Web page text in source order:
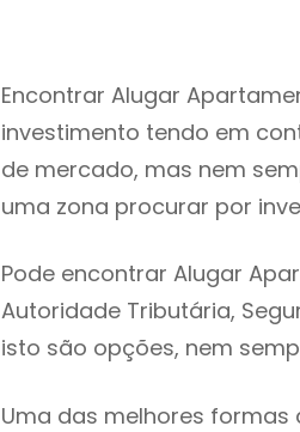
Encontrar Alugar
investimento tendo em
de mercado, mas nem
uma zona procurar por
Pode encontrar Alugar
Autoridade Tributária,
isto são opções, nem
Uma das melhores formas